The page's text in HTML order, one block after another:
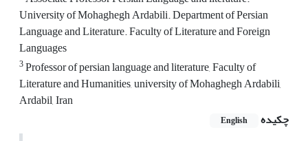
University of Mohaghegh Ardabili. Department of Persian
Language and Literature. Faculty of Literature and Foreign
Languages
3Professor of persian language and literature, Faculty of
Literature and Humanities, university of Mohaghegh Ardabili,
Ardabil, Iran
چکیده
English